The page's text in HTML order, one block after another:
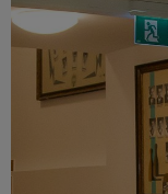
Jegyek
FM YouTube +